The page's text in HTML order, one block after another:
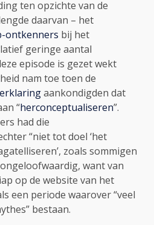
ten opzichte van de
daarvan – het
ontkenners bij het
geringe aantal
episode is gezet wekt
nam toe toen de
aankondigden dat
“herconceptualiseren”.
had die
“niet tot doel ‘het
zoals sommigen
want van
op de website van het
een periode waarover “veel
bestaan.